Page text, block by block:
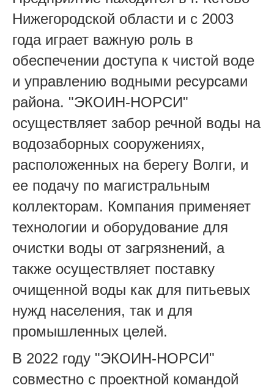
Нижегородской области и с 2003
года играет важную роль в
обеспечении доступа к чистой воде
и управлению водными ресурсами
района. "ЭКОИН-НОРСИ"
осуществляет забор речной воды на
водозаборных сооружениях,
расположенных на берегу Волги, и
ее подачу по магистральным
коллекторам. Компания применяет
технологии и оборудование для
очистки воды от загрязнений, а
также осуществляет поставку
очищенной воды как для питьевых
нужд населения, так и для
промышленных целей.
В 2022 году "ЭКОИН-НОРСИ"
совместно с проектной командой